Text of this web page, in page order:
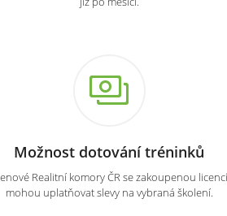
Možnost dotování tréninků
Realitní komory ČR se zakoupenou licencí
mohou uplatňovat slevy na vybraná školení.